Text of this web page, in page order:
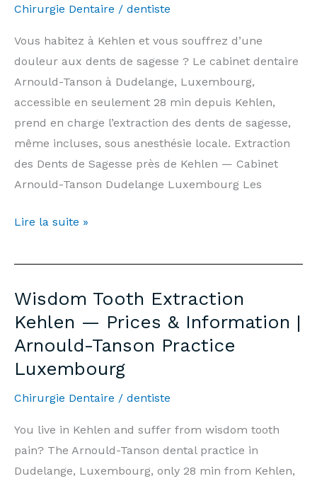
Arnould-
Tanson
Practice
Luxembourg
Chirurgie Dentaire / dentiste
Vous habitez à Kehlen et vous souffrez d’une
douleur aux dents de sagesse ? Le cabinet dentaire
Arnould-Tanson à Dudelange, Luxembourg,
accessible en seulement 28 min depuis Kehlen,
prend en charge l’extraction des dents de sagesse,
même incluses, sous anesthésie locale. Extraction
des Dents de Sagesse près de Kehlen — Cabinet
Arnould-Tanson Dudelange Luxembourg Les
Extraction
de
Kehlen
—
Prix
&
Cabinet
Arnould-
Tanson
Lire la suite »
Wisdom Tooth Extraction
Kehlen — Prices & Information |
Arnould-Tanson Practice
Luxembourg
Chirurgie Dentaire / dentiste
You live in Kehlen and suffer from wisdom tooth
pain? The Arnould-Tanson dental practice in
Dudelange, Luxembourg, only 28 min from Kehlen,